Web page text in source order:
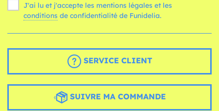
J'ai lu et j'accepte les mentions légales et les
conditions de confidentialité de Funidelia.
SERVICE CLIENT
SUIVRE MA COMMANDE